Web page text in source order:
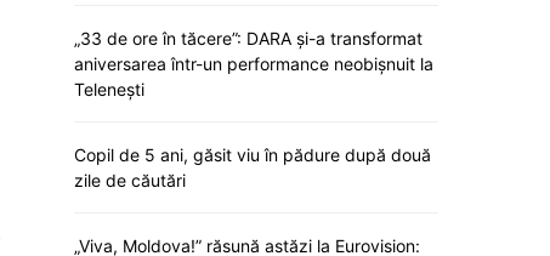
„33 de ore în tăcere”: DARA și-a transformat
aniversarea într-un performance neobișnuit la
Telenești
Copil de 5 ani, găsit viu în pădure după două
zile de căutări
„Viva, Moldova!” răsună astăzi la Eurovision: